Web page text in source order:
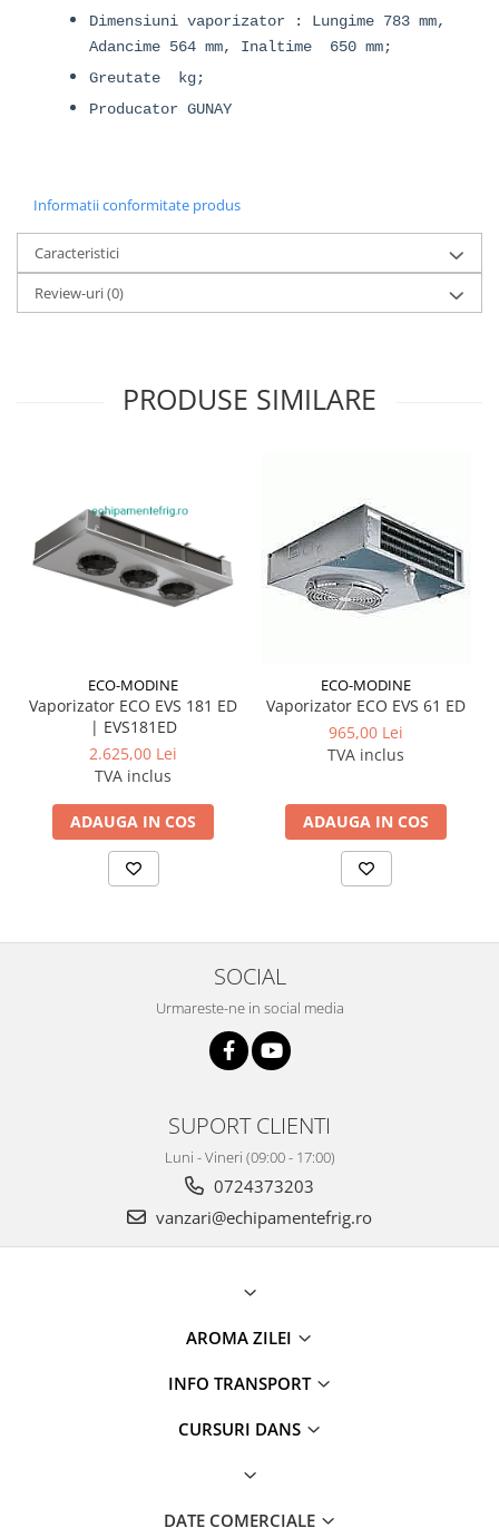
Dimensiuni vaporizator : Lungime 783 mm,
Adancime 564 mm, Inaltime 650 mm;
Greutate kg;
Producator GUNAY
Informatii conformitate produs
Caracteristici
Review-uri(0)
PRODUSE SIMILARE
ECO-MODINE
Vaporizator ECO EVS 181 ED
| EVS181ED
2.625,00 Lei
TVA inclus
ADAUGA IN COS
ECO-MODINE
Vaporizator ECO EVS 61 ED
965,00 Lei
TVA inclus
ADAUGA IN COS
SOCIAL
Urmareste-ne in social media
SUPORT CLIENTI
Luni - Vineri (09:00 - 17:00)
0724373203
vanzari@echipamentefrig.ro
AROMA ZILEI
INFO TRANSPORT
CURSURI DANS
DATE COMERCIALE